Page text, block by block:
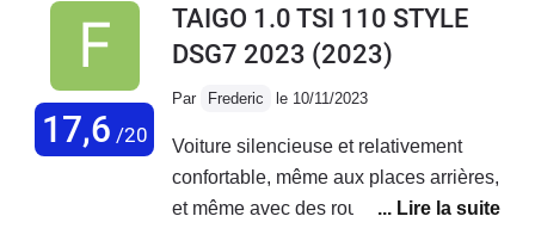
17,6 /20
TAIGO 1.0 TSI 110 STYLE
DSG7 2023 (2023)
Par Frederic le 10/11/2023
Voiture silencieuse et relativement
confortable, même aux places arrières,
et même avec des roues de 17